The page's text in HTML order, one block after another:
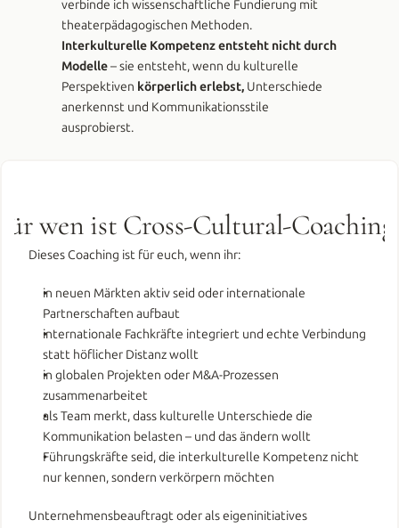
verbinde ich wissenschaftliche Fundierung mit
theaterpädagogischen Methoden.
Interkulturelle Kompetenz entsteht nicht durch
Modelle – sie entsteht, wenn du kulturelle
Perspektiven körperlich erlebst, Unterschiede
anerkennst und Kommunikationsstile
ausprobierst.
wen ist Cross-Cultural-
Dieses Coaching ist für euch, wenn ihr:
in neuen Märkten aktiv seid oder internationale
Partnerschaften aufbaut
internationale Fachkräfte integriert und echte Verbindung
statt höflicher Distanz wollt
in globalen Projekten oder M&A-Prozessen
zusammenarbeitet
als Team merkt, dass kulturelle Unterschiede die
Kommunikation belasten – und das ändern wollt
Führungskräfte seid, die interkulturelle Kompetenz nicht
nur kennen, sondern verkörpern möchten
Unternehmensbeauftragt oder als eigeninitiatives